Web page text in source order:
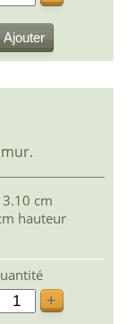
Ajouter
cm
hauteur
+